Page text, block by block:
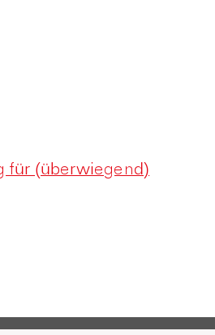
für (überwiegend)